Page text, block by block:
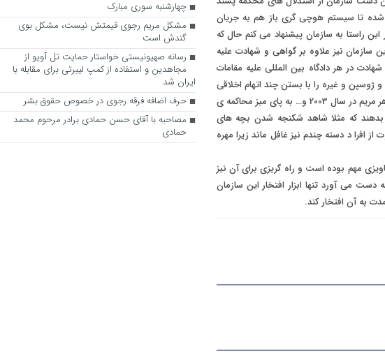
تا سیستم هوچی گری باز هم به جریان
این راستا به سازمان پیشنهاد می کنم حال که
سازمان نیز علاوه بر گواهی و شهادت علیه
در هر دادگاه بین المللی علیه مقامات
ژوسپن و غیره را با بستن چند اتهام اخلاقی
و چند فقره ترور بچه های مقاومت در فرانسه و بر هم زدن آسایش خواهر مریم در سال 2003 و… به پای میز محاکمه ی
بدهند که مثلا شاهد شکنجه شدن بچه های
افرا د دسته چندم نیز غافل ماند زیرا مهره
مهم بوده است و راه گریزی برای آن نیز
دست می آورد تنها ابزار افتخار این سازمان
به آن افتخار کند.
چهارشنبه سوری مبارک
مشکل مریم رجوی قیمتش نیست، مشکل بوی
گندش است
رسانه صهیونیستی خواستار حمایت تل آویو از
مجاهدین و استفاده از کمپ لیبرتی برای مقابله با
ایران شد
حرف اضافه فرقه رجوی در خصوص حقوق بشر
مصاحبه با آقای حسن حمادی برادر مرحوم محمد
حمادی